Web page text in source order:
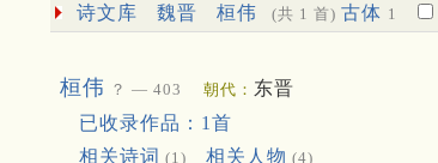
诗文库 魏晋 桓伟 (共 1 首) 古体 1
桓伟 ？ — 403 朝代： 东晋
已收录作品：1首
相关诗词 (1) 相关人物 (4)